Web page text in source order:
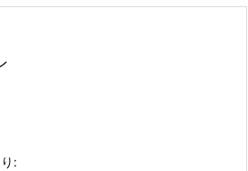
: